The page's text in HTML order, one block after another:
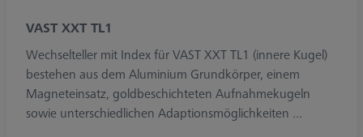
VAST XXT TL1
Wechselteller mit Index für VAST XXT TL1 (innere Kugel)
bestehen aus dem Aluminium Grundkörper, einem
Magneteinsatz, goldbeschichteten Aufnahmekugeln
sowie unterschiedlichen Adaptionsmöglichkeiten ...